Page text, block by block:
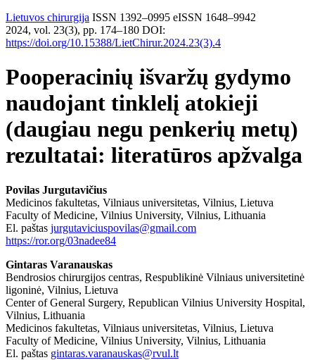
Lietuvos chirurgija ISSN 1392–0995 eISSN 1648–9942
2024, vol. 23(3), pp. 174–180 DOI:
https://doi.org/10.15388/LietChirur.2024.23(3).4
Pooperacinių išvaržų gydymo
naudojant tinklelį atokieji
(daugiau negu penkerių metų)
rezultatai: literatūros apžvalga
Povilas Jurgutavičius
Medicinos fakultetas, Vilniaus universitetas, Vilnius, Lietuva
Faculty of Medicine, Vilnius University, Vilnius, Lithuania
El. paštas jurgutaviciuspovilas@gmail.com
https://ror.org/03nadee84
Gintaras Varanauskas
Bendrosios chirurgijos centras, Respublikinė Vilniaus universitetinė
ligoninė, Vilnius, Lietuva
Center of General Surgery, Republican Vilnius University Hospital,
Vilnius, Lithuania
Medicinos fakultetas, Vilniaus universitetas, Vilnius, Lietuva
Faculty of Medicine, Vilnius University, Vilnius, Lithuania
El. paštas gintaras.varanauskas@rvul.lt